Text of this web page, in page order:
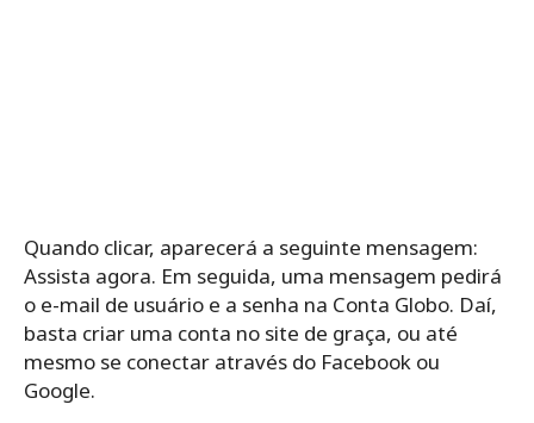
Quando clicar, aparecerá a seguinte mensagem:
Assista agora. Em seguida, uma mensagem pedirá
o e-mail de usuário e a senha na Conta Globo. Daí,
basta criar uma conta no site de graça, ou até
mesmo se conectar através do Facebook ou
Google.